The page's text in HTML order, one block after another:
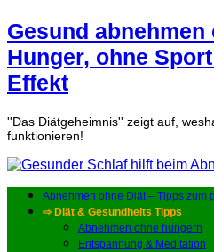
Gesund abnehmen
Hunger, ohne
Effekt
''Das Diätgeheimnis'' zeigt auf,
funktionieren!
Abnehmen ohne Diät – Tipps zum
⇨ Diät & Gesundheits Tipps
Abnehmen ohne hungern
Entspannung & Meditation